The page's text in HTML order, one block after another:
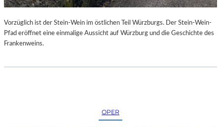
U
R
-
Vorzüglich ist der Stein-Wein im östlichen Teil Würzburgs. Der Stein-Wein-
Pfad eröffnet eine einmalige Aussicht auf Würzburg und die Geschichte des
Frankenweins.
OPER